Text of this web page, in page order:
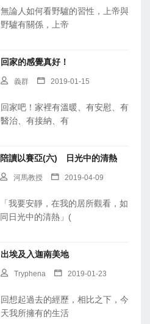
無論人如何看野驢的習性，上帝與
野驢有關係，上帝
回家的感覺真好！
義群 2019-01-15
回家吧！家裡有溫暖、有安慰、有
醫治、有接納、有
陪讀以賽亞(六) 日光中的清熱
河馬教授 2019-04-09
「我要安靜，在我的居所觀看，如
同日光中的清熱」(
出埃及入迦南美地
Tryphena 2019-01-23
回想起過去的經歷，相比之下，今
天我所擁有的生活